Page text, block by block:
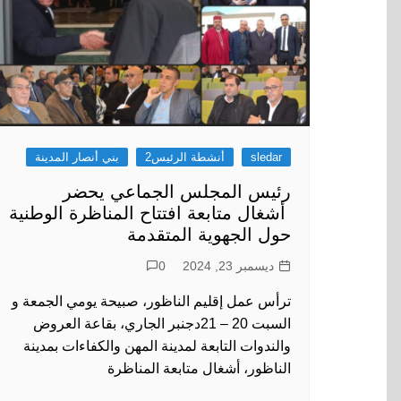
التفويضات
الانتداب
دورات المجلس
المقررات والقرارات
النظام الداخلي
التكوين المستمر
sledar أنشطة الرئيس2 بني أنصار المدينة
رئيس المجلس الجماعي يحضر
أشغال متابعة افتتاح المناظرة الوطنية
حول الجهوية المتقدمة
ديسمبر 23, 2024 0
ترأس عمل إقليم الناظور، صبيحة يومي الجمعة و
السبت 20 – 21دجنبر الجاري، بقاعة العروض
والندوات التابعة لمدينة المهن والكفاءات بمدينة
الناظور، أشغال متابعة المناظرة